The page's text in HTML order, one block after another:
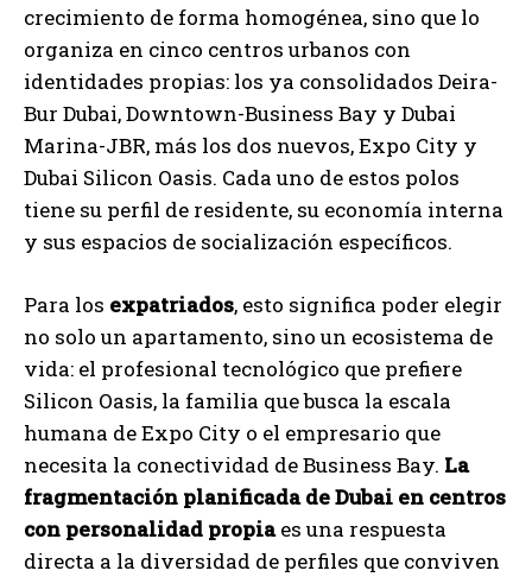
crecimiento de forma homogénea, sino que lo
organiza en cinco centros urbanos con
identidades propias: los ya consolidados Deira-
Bur Dubai, Downtown-Business Bay y Dubai
Marina-JBR, más los dos nuevos, Expo City y
Dubai Silicon Oasis. Cada uno de estos polos
tiene su perfil de residente, su economía interna
y sus espacios de socialización específicos.
Para los expatriados, esto significa poder elegir
no solo un apartamento, sino un ecosistema de
vida: el profesional tecnológico que prefiere
Silicon Oasis, la familia que busca la escala
humana de Expo City o el empresario que
necesita la conectividad de Business Bay. La
fragmentación planificada de Dubai en centros
con personalidad propiaes una respuesta
directa a la diversidad de perfiles que conviven